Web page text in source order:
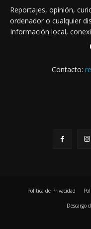
Reportajes, opinión,
ordenador o cualquier
Información local,
Contacto:
Política de Privacidad
Descargo